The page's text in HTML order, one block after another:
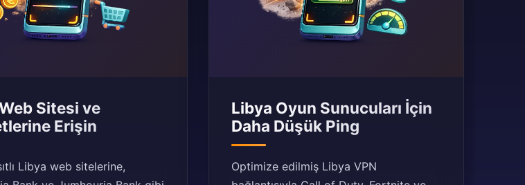
Sitesi ve
Erişin
Libya web sitelerine,
Libya Oyun Sunucuları İçin
Daha Düşük Ping
Optimize edilmiş Libya VPN